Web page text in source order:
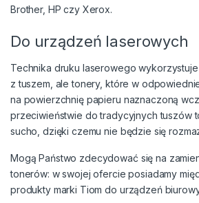
Brother, HP czy Xerox.
Do urządzeń laserowych
Technika druku laserowego
z tuszem, ale tonery, które w
na powierzchnię papieru naznaczoną
przeciwieństwie do tradycyjnych tuszów
sucho, dzięki czemu nie będzie się
Mogą Państwo zdecydować się na
tonerów: w swojej ofercie posiadamy
produkty marki Tiom do urządzeń